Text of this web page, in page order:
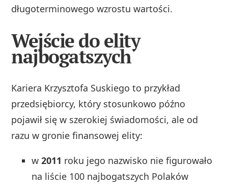
długoterminowego wzrostu wartości.
Wejście do elity
najbogatszych
Kariera Krzysztofa Suskiego to przykład
przedsiębiorcy, który stosunkowo późno
pojawił się w szerokiej świadomości, ale od
razu w gronie finansowej elity:
w2011 roku jego nazwisko nie figurowało
na liście 100 najbogatszych Polaków